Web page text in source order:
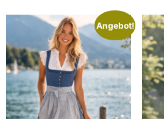
Angebot!